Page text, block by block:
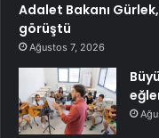
Adalet Bakanı
görüştü
Ağustos 7, 2026